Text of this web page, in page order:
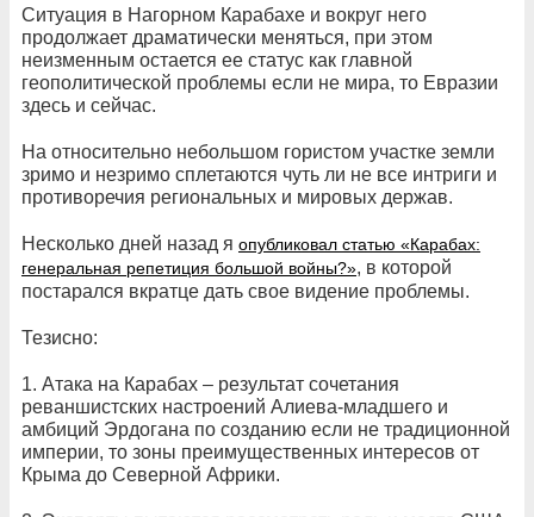
Ситуация в Нагорном Карабахе и вокруг него
продолжает драматически меняться, при этом
неизменным остается ее статус как главной
геополитической проблемы если не мира, то Евразии
здесь и сейчас.
На относительно небольшом гористом участке земли
зримо и незримо сплетаются чуть ли не все интриги и
противоречия региональных и мировых держав.
Несколько дней назад я опубликовал статью «Карабах:
генеральная репетиция большой войны?», в которой
постарался вкратце дать свое видение проблемы.
Тезисно:
1. Атака на Карабах – результат сочетания
реваншистских настроений Алиева-младшего и
амбиций Эрдогана по созданию если не традиционной
империи, то зоны преимущественных интересов от
Крыма до Северной Африки.